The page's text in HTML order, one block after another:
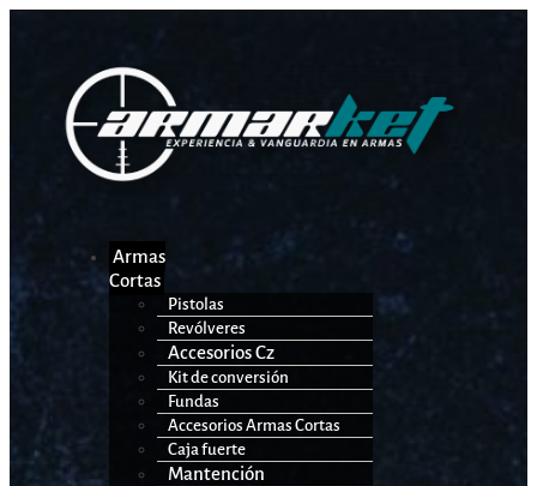
Armas
Cortas
Pistolas
Revólveres
Accesorios Cz
Kit de conversión
Fundas
Accesorios Armas Cortas
Caja fuerte
Mantención